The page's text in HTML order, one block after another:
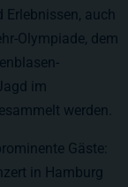
auch
Olympiade, dem
im
werden.
Gäste:
in Hamburg